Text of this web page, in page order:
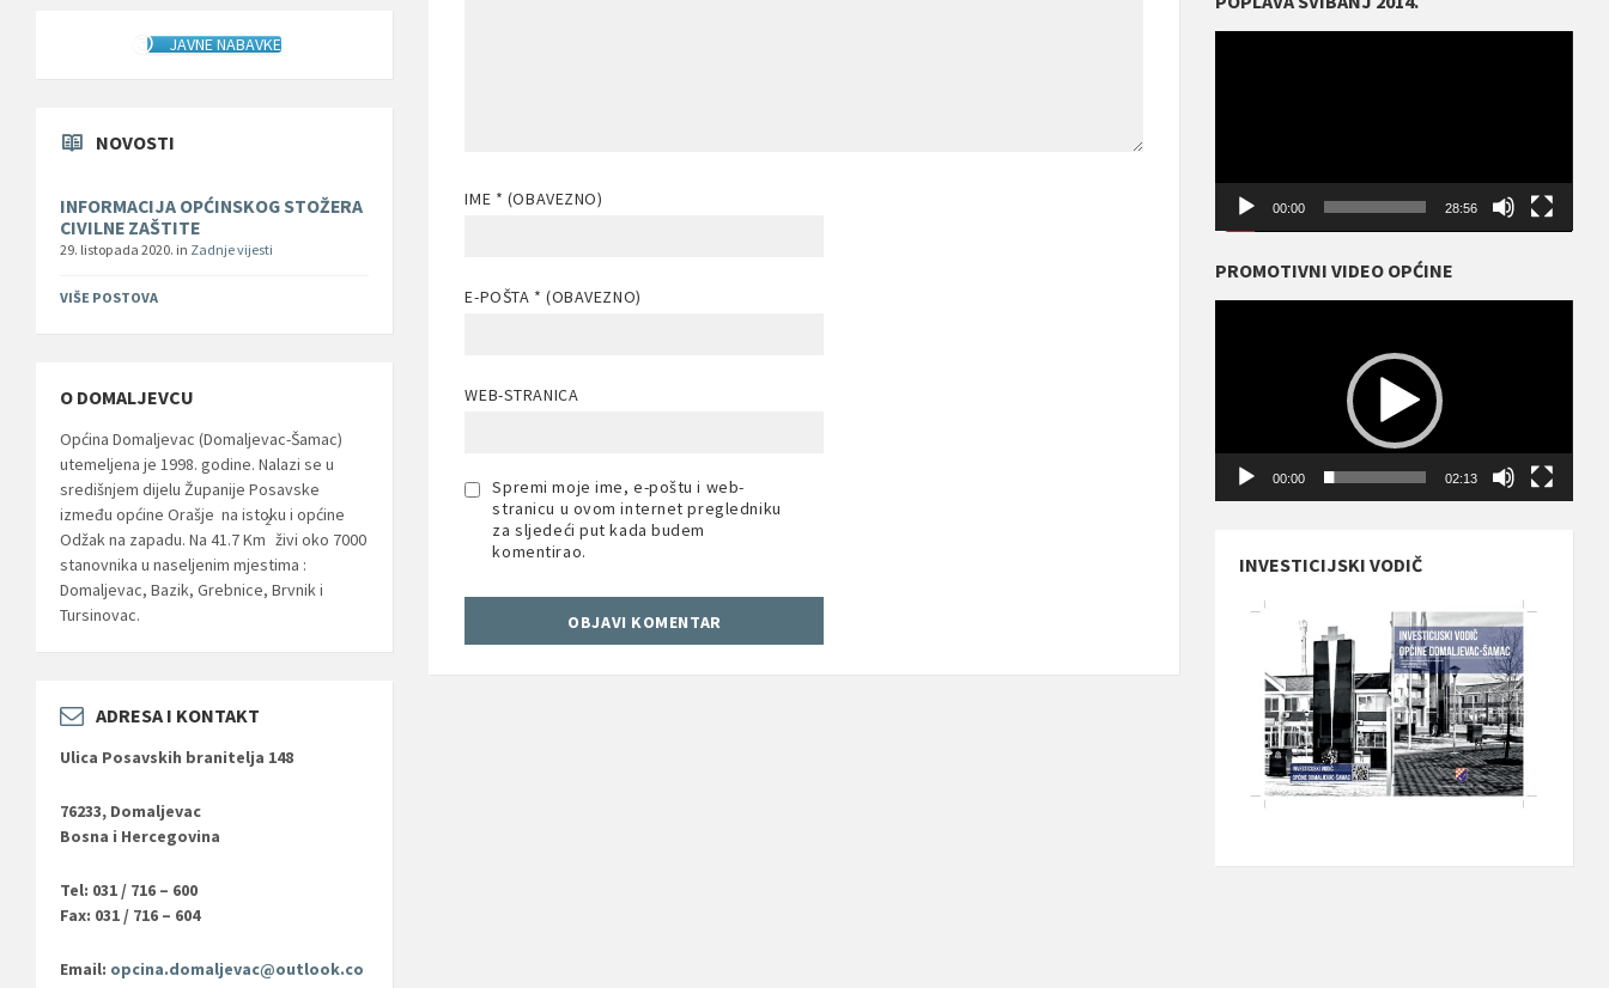
IME * (OBAVEZNO)
E-POŠTA * (OBAVEZNO)
WEB-STRANICA
Spremi moje ime, e-poštu i web-
stranicu u ovom internet pregledniku
za sljedeći put kada budem
komentirao.
JAVNE NABAVKE
NOVOSTI
INFORMACIJA OPĆINSKOG STOŽERA
CIVILNE ZAŠTITE
29. listopada 2020. in Zadnje vijesti
VIŠE POSTOVA
O DOMALJEVCU
Općina Domaljevac (Domaljevac-Šamac)
utemeljena je 1998. godine. Nalazi se u
središnjem dijelu Županije Posavske
između općine Orašje na istoku i općine
Odžak na zapadu. Na 41.7 Km
2
živi oko 7000
stanovnika u naseljenim mjestima :
Domaljevac, Bazik, Grebnice, Brvnik i
Tursinovac.
ADRESA I KONTAKT
Ulica Posavskih branitelja 148
76233, Domaljevac
Bosna i Hercegovina
Tel: 031 / 716 – 600
Fax: 031 / 716 – 604
Email: opcina.domaljevac@outlook.co
00:00 28:56
PROMOTIVNI VIDEO OPĆINE
00:00 02:13
INVESTICIJSKI VODIČ